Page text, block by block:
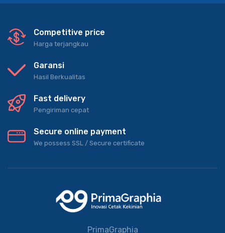
Competitive price
Harga terjangkau
Garansi
Hasil Berkualitas
Fast delivery
Pengiriman cepat
Secure online payment
We possess SSL / Secure сertificate
PrimaGraphia